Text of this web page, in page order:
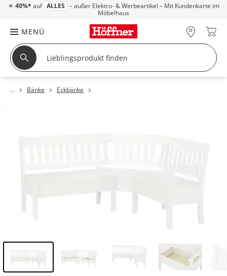
☀ 40%* auf ALLES – außer Elektro- & Werbeartikel – Mit Kundenkarte im
Möbelhaus
MENÜ
Bänke Eckbänke